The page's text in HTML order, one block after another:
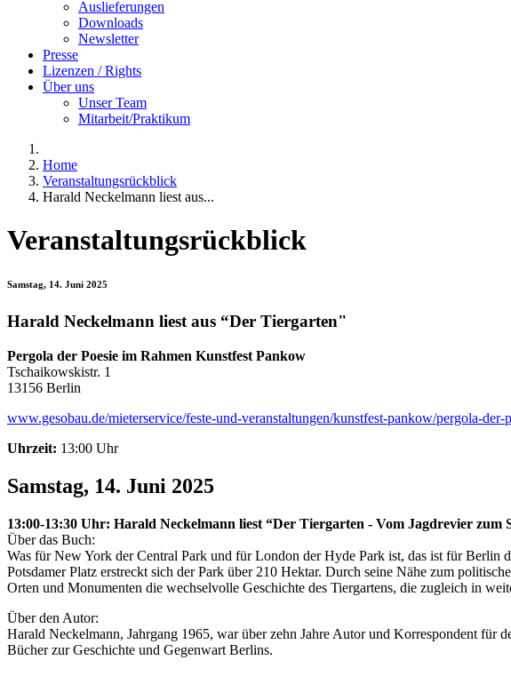
Auslieferungen
Downloads
Newsletter
Presse
Lizenzen / Rights
Über uns
Unser Team
Mitarbeit/Praktikum
Home
Veranstaltungsrückblick
Harald Neckelmann liest aus...
Veranstaltungsrückblick
Samstag, 14. Juni 2025
Harald Neckelmann liest aus “Der Tiergarten"
Pergola der Poesie im Rahmen Kunstfest Pankow
Tschaikowskistr. 1
13156 Berlin
www.gesobau.de/mieterservice/feste-und-veranstaltungen/kunstfest-pankow/pergola-der-
Uhrzeit: 13:00 Uhr
Samstag, 14. Juni 2025
13:00-13:30 Uhr: Harald Neckelmann liest “Der Tiergarten - Vom Jagdrevier zum
Über das Buch:
Was für New York der Central Park und für London der Hyde Park ist, das ist für
Potsdamer Platz erstreckt sich der Park über 210 Hektar. Durch seine Nähe zum
Orten und Monumenten die wechselvolle Geschichte des Tiergartens, die zugleich in
Über den Autor:
Harald Neckelmann, Jahrgang 1965, war über zehn Jahre Autor und Korrespondent für
Bücher zur Geschichte und Gegenwart Berlins.